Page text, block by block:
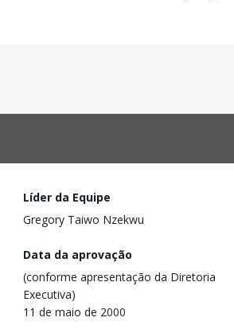
Líder da Equipe
Gregory Taiwo Nzekwu
Data da aprovação
(conforme apresentação da Diretoria
Executiva)
11 de maio de 2000